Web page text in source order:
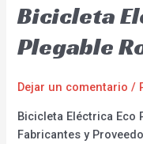
Bicicleta
Plegable
Dejar un comentario /
Bicicleta Eléctrica Eco
Fabricantes y